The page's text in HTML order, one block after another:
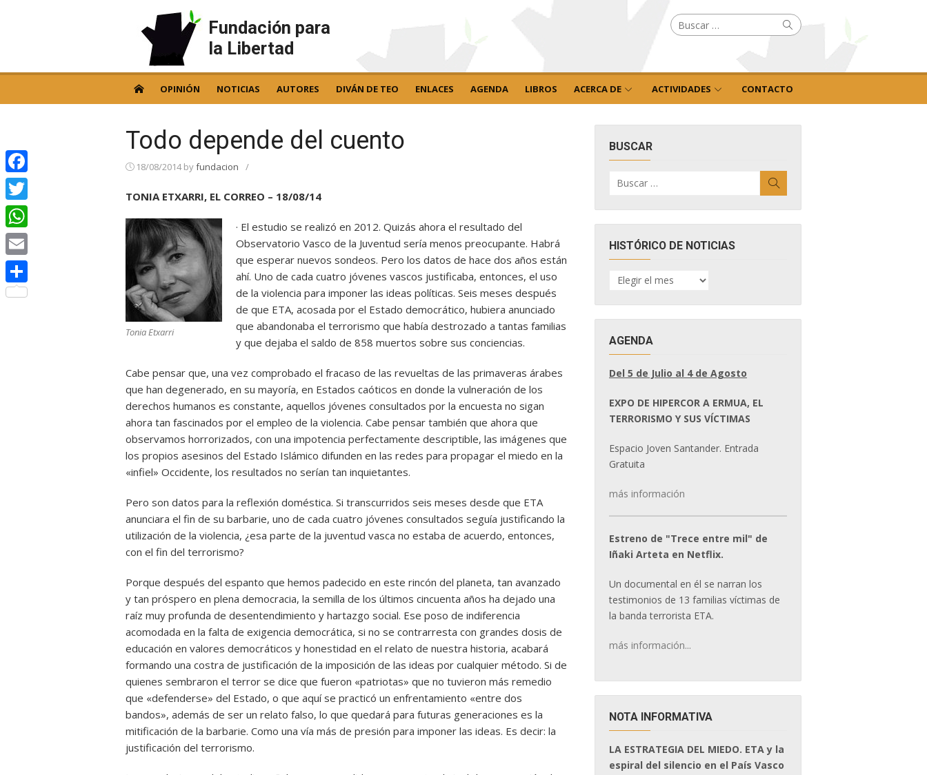
Fundación para
la Libertad
Buscar
por: Buscar
OPINIÓN NOTICIAS AUTORES DIVÁN DE TEO ENLACES AGENDA LIBROS ACERCA DE ACTIVIDADES CONTACTO
Todo depende del cuento
18/08/2014byfundacion /
TONIA ETXARRI, EL CORREO – 18/08/14
Tonia Etxarri
· El estudio se realizó en 2012. Quizás ahora el resultado del
Observatorio Vasco de la Juventud sería menos preocupante. Habrá
que esperar nuevos sondeos. Pero los datos de hace dos años están
ahí. Uno de cada cuatro jóvenes vascos justificaba, entonces, el uso
de la violencia para imponer las ideas políticas. Seis meses después
de que ETA, acosada por el Estado democrático, hubiera anunciado
que abandonaba el terrorismo que había destrozado a tantas familias
y que dejaba el saldo de 858 muertos sobre sus conciencias.
Cabe pensar que, una vez comprobado el fracaso de las revueltas de las primaveras árabes
que han degenerado, en su mayoría, en Estados caóticos en donde la vulneración de los
derechos humanos es constante, aquellos jóvenes consultados por la encuesta no sigan
ahora tan fascinados por el empleo de la violencia. Cabe pensar también que ahora que
observamos horrorizados, con una impotencia perfectamente descriptible, las imágenes que
los propios asesinos del Estado Islámico difunden en las redes para propagar el miedo en la
«infiel» Occidente, los resultados no serían tan inquietantes.
Pero son datos para la reflexión doméstica. Si transcurridos seis meses desde que ETA
anunciara el fin de su barbarie, uno de cada cuatro jóvenes consultados seguía justificando la
utilización de la violencia, ¿esa parte de la juventud vasca no estaba de acuerdo, entonces,
con el fin del terrorismo?
Porque después del espanto que hemos padecido en este rincón del planeta, tan avanzado
y tan próspero en plena democracia, la semilla de los últimos cincuenta años ha dejado una
raíz muy profunda de desentendimiento y hartazgo social. Ese poso de indiferencia
acomodada en la falta de exigencia democrática, si no se contrarresta con grandes dosis de
educación en valores democráticos y honestidad en el relato de nuestra historia, acabará
formando una costra de justificación de la imposición de las ideas por cualquier método. Si de
quienes sembraron el terror se dice que fueron «patriotas» que no tuvieron más remedio
que «defenderse» del Estado, o que aquí se practicó un enfrentamiento «entre dos
bandos», además de ser un relato falso, lo que quedará para futuras generaciones es la
mitificación de la barbarie. Como una vía más de presión para imponer las ideas. Es decir: la
justificación del terrorismo.
BUSCAR
por:
HISTÓRICO DE NOTICIAS
HISTÓRICO
DE
AGENDA
Del 5 de Julio al 4 de Agosto
EXPO DE HIPERCOR A ERMUA, EL
TERRORISMO Y SUS VÍCTIMAS
Espacio Joven Santander. Entrada
Gratuita
más información
Estreno de "Trece entre mil" de
Iñaki Arteta en Netflix.
Un documental en él se narran los
testimonios de 13 familias víctimas de
la banda terrorista ETA.
más información...
NOTA INFORMATIVA
LA ESTRATEGIA DEL MIEDO. ETA y la
espiral del silencio en el País Vasco
Facebook
Twitter
WhatsApp
Email
Compartir